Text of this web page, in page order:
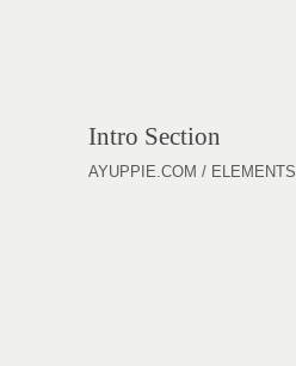
Intro Section
AYUPPIE.COM / ELEMENTS